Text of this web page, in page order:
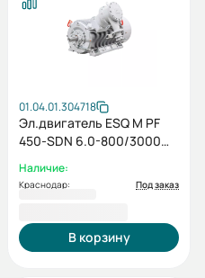
01.04.01.304718
Эл.двигатель ESQ M PF
450-SDN 6.0-800/3000
Наличие:
Краснодар: Под заказ
В корзину